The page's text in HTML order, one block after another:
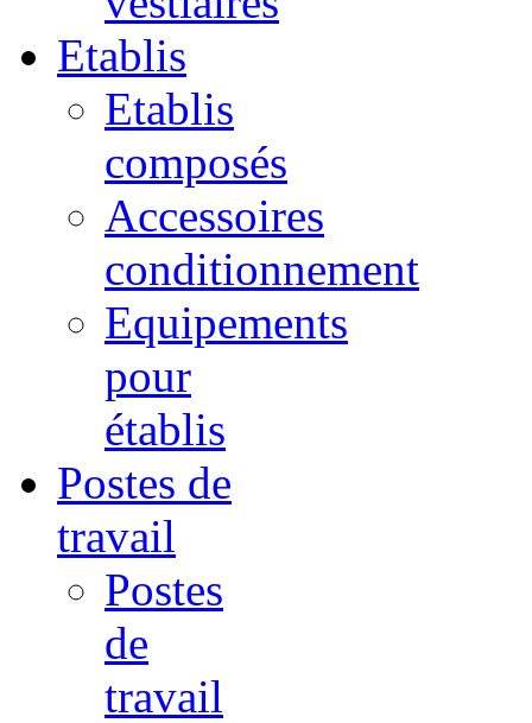
Etablis
Etablis
composés
Accessoires
conditionnement
Equipements
pour
établis
Postes de
travail
Postes
de
travail